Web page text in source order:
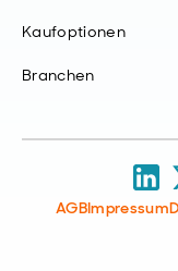
Kaufoptionen
Branchen
AGBImpressum